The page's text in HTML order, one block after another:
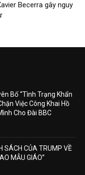
Becerra gây nguy
Bố “Tình Trạng Khẩn
Việc Công Khai Hồ
Cho Đài BBC
SÁCH CỦA TRUMP VỀ
MẪU GIÁO”